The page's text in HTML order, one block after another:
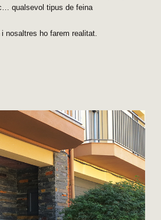
qualsevol tipus de feina
i nosaltres ho farem realitat.